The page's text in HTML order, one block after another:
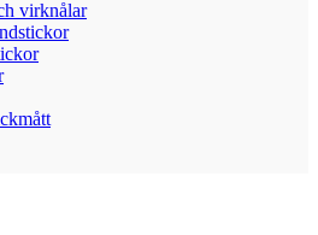
virknålar